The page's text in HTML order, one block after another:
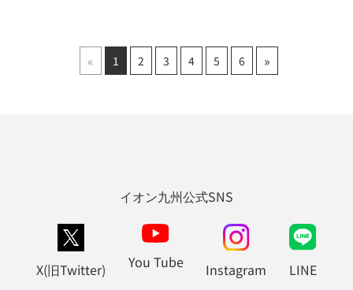
« 1 2 3 4 5 6 »
イオン九州公式SNS
X(旧Twitter) You Tube Instagram LINE